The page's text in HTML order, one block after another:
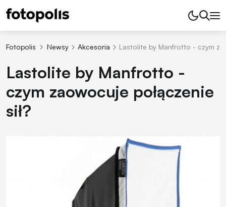
Fotopolis Newsy Akcesoria Lastolite by Manfrotto - czym
Lastolite by Manfrotto -
czym zaowocuje połączenie
sił?